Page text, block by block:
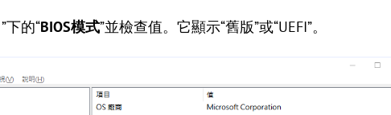
”下的“BIOS模式”並檢查值。它顯示“舊版”或“UEFI”。